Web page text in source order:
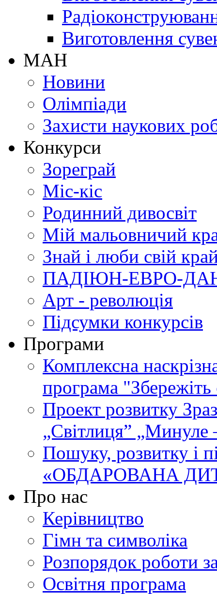
Виготовлення
МАН
Новини
Олімпіади
Захисти наукових
Конкурси
Зореграй
Міс-кіс
Родинний дивосвіт
Мій мальовничий
Знай і люби свій
ПАДІЮН-ЕВРО-
Арт - революція
Підсумки конкурсів
Програми
Комплексна
програма
Проект розвитку
„Світлиця” „Минуле
Пошуку, розвитку і
«ОБДАРОВАНА
Про нас
Керівництво
Гімн та символіка
Розпорядок роботи
Освітня програма